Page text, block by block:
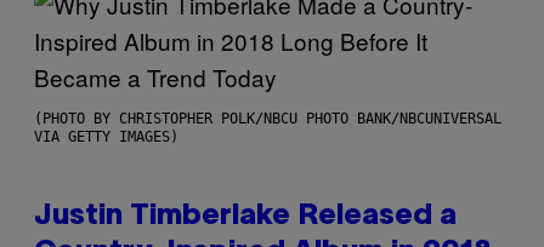
(PHOTO BY CHRISTOPHER POLK/NBCU PHOTO BANK/NBCUNIVERSAL
VIA GETTY IMAGES)
Justin Timberlake Released a